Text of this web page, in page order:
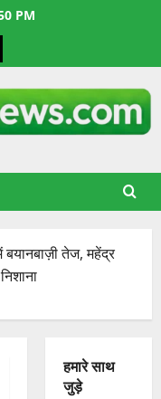
PM
बयानबाज़ी तेज, महेंद्र
हमारे साथ
जुड़े